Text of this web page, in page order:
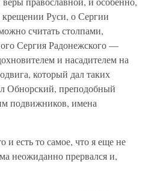
Руси, о Сергии
считать столпами,
Сергия Радонежского —
и насадителем на
который дал таких
Обнорский, преподобный
подвижников, имена
есть то самое, что я еще не
неожиданно прервался и,